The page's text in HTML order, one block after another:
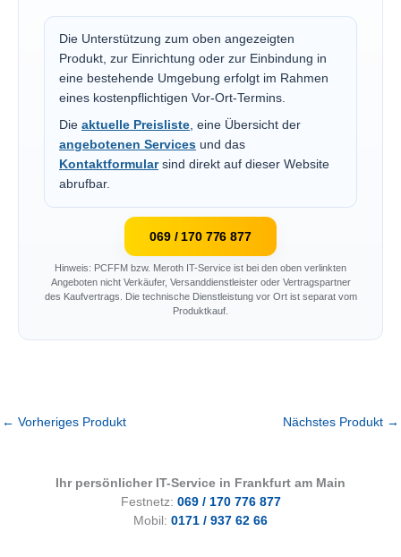
Die Unterstützung zum oben angezeigten
Produkt, zur Einrichtung oder zur Einbindung in
eine bestehende Umgebung erfolgt im Rahmen
eines kostenpflichtigen Vor-Ort-Termins.
Die aktuelle Preisliste , eine Übersicht der
angebotenen Services und das
Kontaktformularsind direkt auf dieser Website
abrufbar.
069 / 170 776 877
Hinweis: PCFFM bzw. Meroth IT-Service ist bei den oben verlinkten
Angeboten nicht Verkäufer, Versanddienstleister oder Vertragspartner
des Kaufvertrags. Die technische Dienstleistung vor Ort ist separat vom
Produktkauf.
← Vorheriges Produkt Nächstes Produkt →
Ihr persönlicher IT-Service in Frankfurt am Main
Festnetz: 069 / 170 776 877
Mobil: 0171 / 937 62 66